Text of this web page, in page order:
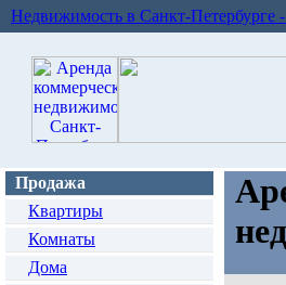
Недвижимость в Санкт-Петербурге
Продажа
Квартиры
Комнаты
Дома